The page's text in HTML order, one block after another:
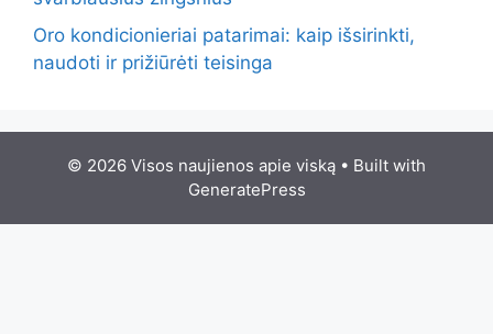
Oro kondicionieriai patarimai: kaip išsirinkti,
naudoti ir prižiūrėti teisinga
© 2026 Visos naujienos apie viską • Built with
GeneratePress